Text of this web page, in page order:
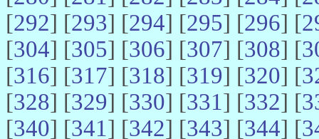
[292] [293] [294] [295] [296] [
[304] [305] [306] [307] [308] [
[316] [317] [318] [319] [320] [
[328] [329] [330] [331] [332] [
[340] [341] [342] [343] [344] [